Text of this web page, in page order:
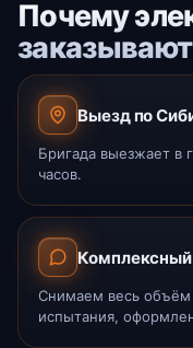
Почему
Выезд по
Бригада выезжает в
часов.
Снимаем весь объём
испытания,